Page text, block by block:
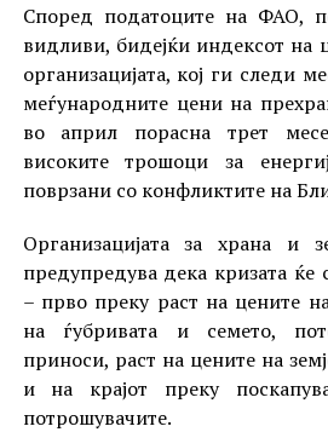
Според податоците на ФАО,
видливи, бидејќи индексот на
организацијата, кој ги следи
меѓународните цени на
во април порасна трет
високите трошоци за
поврзани со конфликтите на
Организацијата за храна и
предупредува дека кризата ќе
– прво преку раст на цените
на ѓубривата и семето,
приноси, раст на цените на
и на крајот преку
потрошувачите.